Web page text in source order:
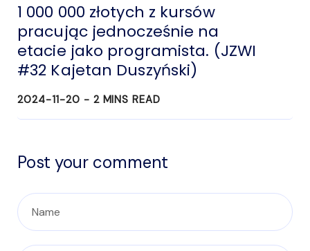
1 000 000 złotych z kursów
pracując jednocześnie na
etacie jako programista. (JZWI
#32 Kajetan Duszyński)
2024-11-20 - 2 MINS READ
Post your comment